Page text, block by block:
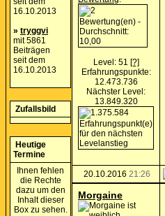
16.10.2013
» tryggvi
mit 5861
Beiträgen
seit dem
16.10.2013
Zufallsbild
Heutige
Termine
Ihnen fehlen
die Rechte
dazu um den
Inhalt dieser
Box zu sehen.
Level: 51 [?]
Erfahrungspunkte:
12.473.736
Nächster Level:
13.849.320
20.10.2016 21:26
Morgaine